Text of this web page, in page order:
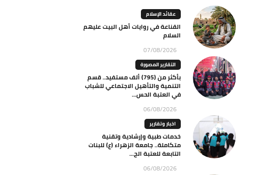
عقائد الإسلام
القناعة في روايات أهل البيت عليهم
السلام
07/08/2026
التقارير المصورة
بأكثر من (795) ألف مستفيد.. قسم
التنمية والتأهيل الاجتماعي للشباب
في العتبة الحس...
06/08/2026
اخبار وتقارير
خدمات طبية وإرشادية وتقنية
متكاملة.. جامعة الزهراء (ع) للبنات
التابعة للعتبة الح...
06/08/2026